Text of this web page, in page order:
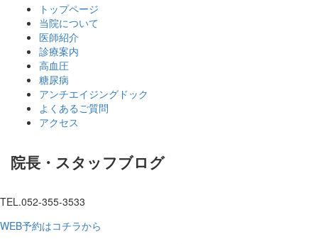
トップページ
当院について
医師紹介
診療案内
高血圧
糖尿病
アンチエイジングドック
よくあるご質問
アクセス
院長・スタッフブログ
TEL.052-355-3533
WEB予約はコチラから